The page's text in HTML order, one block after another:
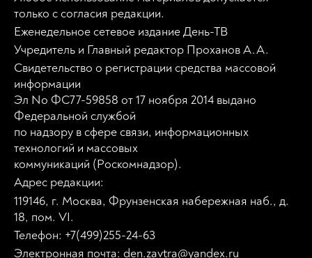
только с согласия редакции.
Еженедельное сетевое издание День-ТВ
Учредитель и Главный редактор Проханов А.А.
Свидетельство о регистрации средства массовой
информации
Эл No ФС77-59858 от 17 ноября 2014 выдано
Федеральной службой
по надзору в сфере связи, информационных
технологий и массовых
коммуникаций (Роскомнадзор).
Адрес редакции:
119146, г. Москва, Фрунзенская набережная наб., д.
18, пом. VI.
Телефон: +7(499)255-24-63
Электронная почта: den.zavtra@yandex.ru